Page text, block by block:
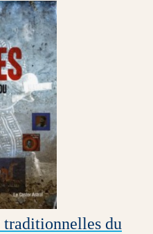
traditionnelles du